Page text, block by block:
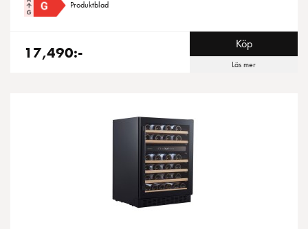
Produktblad
17,490:- Köp
Läs mer